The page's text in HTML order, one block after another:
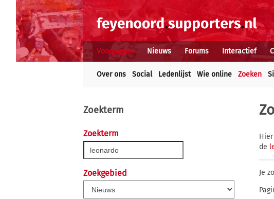
Voorpagina Nieuws Forums Interactief
Over ons Social Ledenlijst Wie online Zoeken
Zoekterm
Zoekterm
Zoekgebied
de
Je